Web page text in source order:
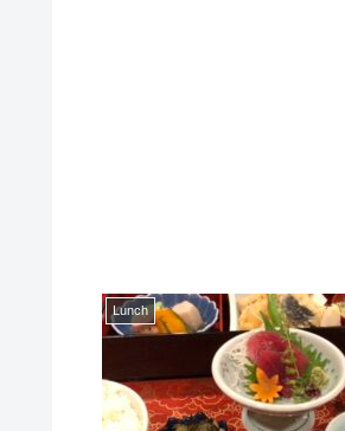
Lunch